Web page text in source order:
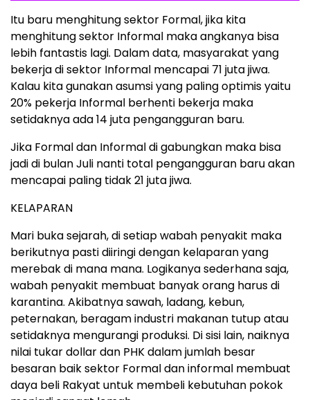
Itu baru menghitung sektor Formal, jika kita
menghitung sektor Informal maka angkanya bisa
lebih fantastis lagi. Dalam data, masyarakat yang
bekerja di sektor Informal mencapai 71 juta jiwa.
Kalau kita gunakan asumsi yang paling optimis yaitu
20% pekerja Informal berhenti bekerja maka
setidaknya ada 14 juta pengangguran baru.
Jika Formal dan Informal di gabungkan maka bisa
jadi di bulan Juli nanti total pengangguran baru akan
mencapai paling tidak 21 juta jiwa.
KELAPARAN
Mari buka sejarah, di setiap wabah penyakit maka
berikutnya pasti diiringi dengan kelaparan yang
merebak di mana mana. Logikanya sederhana saja,
wabah penyakit membuat banyak orang harus di
karantina. Akibatnya sawah, ladang, kebun,
peternakan, beragam industri makanan tutup atau
setidaknya mengurangi produksi. Di sisi lain, naiknya
nilai tukar dollar dan PHK dalam jumlah besar
besaran baik sektor Formal dan informal membuat
daya beli Rakyat untuk membeli kebutuhan pokok